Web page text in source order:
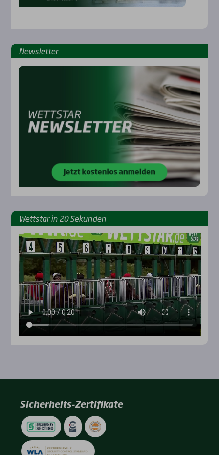
News­let­ter
Wett­star in 20 Sekun­den
Sicherheits-Zertifikate